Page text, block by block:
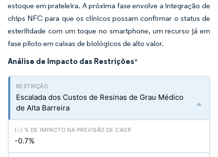
estoque em prateleira. A próxima fase envolve a integração de
chips NFC para que os clínicos possam confirmar o status de
esterilidade com um toque no smartphone, um recurso já em
fase piloto em caixas de biológicos de alto valor.
Análise de Impacto das Restrições*
Escalada dos Custos de Resinas de Grau Médico
de Alta Barreira
-0.7%